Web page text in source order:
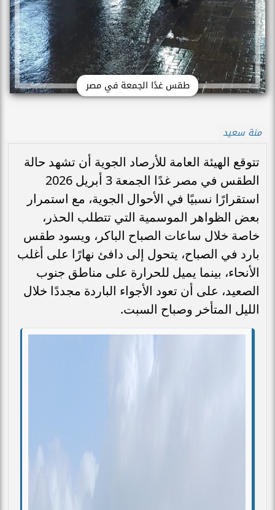
طقس غدًا الجمعة في مصر
منة سعيد
تتوقع الهيئة العامة للأرصاد الجوية أن تشهد حالة
الطقس في مصر غدًا الجمعة 3 أبريل 2026
استقرارًا نسبيًا في الأحوال الجوية، مع استمرار
بعض الظواهر الموسمية التي تتطلب الحذر،
خاصة خلال ساعات الصباح الباكر، ويسود طقس
بارد في الصباح، يتحول إلى دافئ نهارًا على أغلب
الأنحاء، بينما يميل للحرارة على مناطق جنوب
الصعيد، على أن تعود الأجواء الباردة مجددًا خلال
الليل المتأخر وصباح السبت.